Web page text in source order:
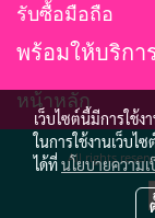
รับซื้อมือถือ
พร้อมให้บริกา
หน้าหลัก
All rights
เว็บไซต์นี้มีการใช้
ในการใช้งานเว็บไ
ได้ที่นโยบายความ